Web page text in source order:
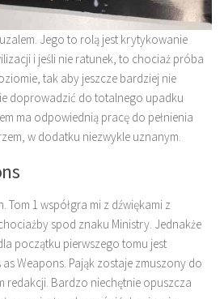
Jego to rolą jest krytykowanie
i jeśli nie ratunek, to chociaż próba
tak aby jeszcze bardziej nie
doprowadzić do totalnego upadku
ma odpowiednią pracę do pełnienia
w dodatku niezwykle uznanym.
Tom 1 współgra mi z dźwiękami z
spod znaku Ministry. Jednakże
początku pierwszego tomu jest
Weapons. Pająk zostaje zmuszony do
redakcji. Bardzo niechętnie opuszcza